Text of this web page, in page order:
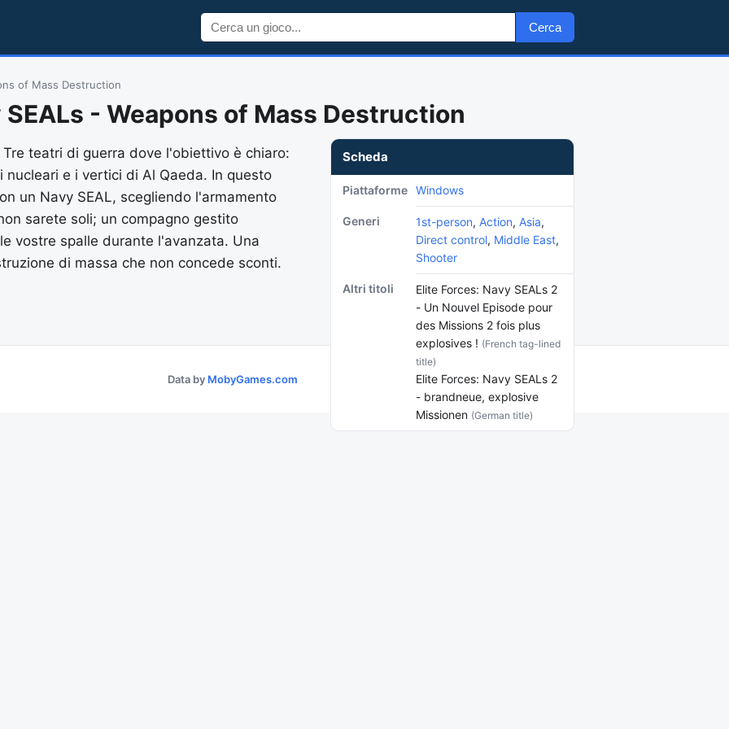
Cerca
of Mass Destruction
SEALs - Weapons of Mass Destruction
Scheda
Piattaforme Windows
Generi 1st-person, Action, Asia,
Direct control, Middle East,
Shooter
Altri titoli
Elite Forces: Navy SEALs 2
- Un Nouvel Episode pour
des Missions 2 fois plus
explosives ! (French tag-lined
title)
Elite Forces: Navy SEALs 2
- brandneue, explosive
Missionen (German title)
teatri di guerra dove l'obiettivo è chiaro:
e i vertici di Al Qaeda. In questo
un Navy SEAL, scegliendo l'armamento
sarete soli; un compagno gestito
vostre spalle durante l'avanzata. Una
di massa che non concede sconti.
Data by MobyGames.com